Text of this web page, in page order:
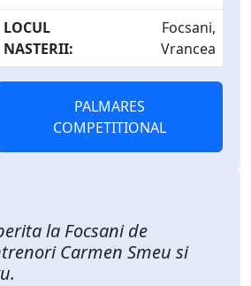
LOCUL
NASTERII:
Focsani,
Vrancea
PALMARES
COMPETITIONAL
la Focsani de
Carmen Smeu si